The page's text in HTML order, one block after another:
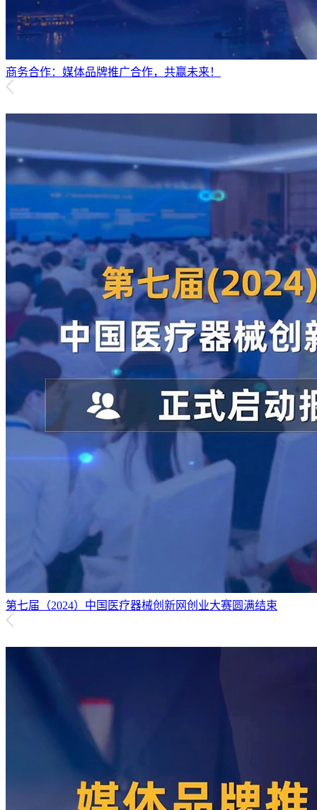
商务合作：媒体品牌推广合作，共赢未来！
第七届（2024）中国医疗器械创新网创业大赛圆满结束